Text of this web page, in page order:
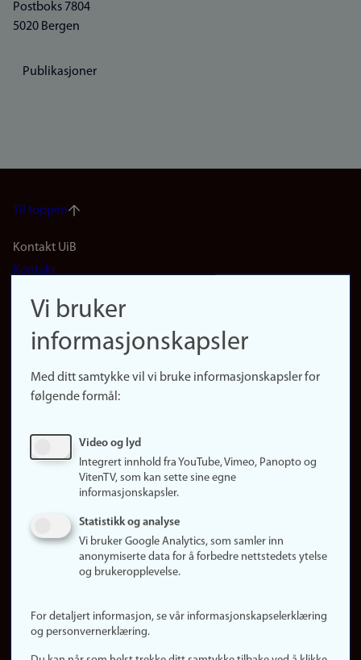
Postboks 7804
5020 Bergen
Publikasjoner
Til toppen
Footer
(no)
Kontakt UiB
Kontakt
Finn forsker
Presse
Finn studier
Ledige stillinger
Om nettstedet
Informasjonskapsler
Personvern
Vi bruker
informasjonskapsler
Med ditt samtykke vil vi bruke informasjonskapsler for
følgende formål:
Video og lyd
Integrert innhold fra YouTube, Vimeo, Panopto og
VitenTV, som kan sette sine egne
informasjonskapsler.
Statistikk og analyse
Vi bruker Google Analytics, som samler inn
anonymiserte data for å forbedre nettstedets ytelse
og brukeropplevelse.
For detaljert informasjon, se vår informasjonskapselerklæring
og personvernerklæring.